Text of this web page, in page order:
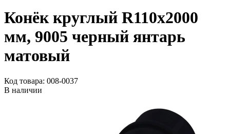
Конёк круглый R110x2000
мм, 9005 черный янтарь
матовый
Код товара: 008-0037
В наличии